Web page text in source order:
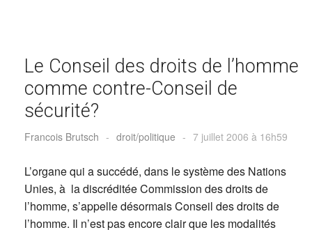
Le Conseil des droits de l’homme
comme contre-Conseil de
sécurité?
Francois Brutsch - droit/politique - 7 juillet 2006 à 16h59
L’organe qui a succédé, dans le système des Nations
Unies, à la discréditée Commission des droits de
l’homme, s’appelle désormais Conseil des droits de
l’homme. Il n’est pas encore clair que les modalités